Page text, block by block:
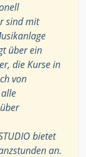
sind mit
über ein
die Kurse in
von
bietet
an.